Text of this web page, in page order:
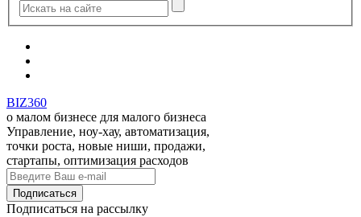
BIZ360
о малом бизнесе для малого бизнеса
Управление, ноу-хау, автоматизация,
точки роста, новые ниши, продажи,
стартапы, оптимизация расходов
Подписаться на рассылку